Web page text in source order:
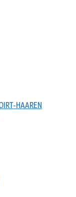
HAAREN